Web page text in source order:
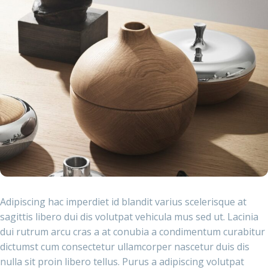
Adipiscing hac imperdiet id blandit varius scelerisque at
sagittis libero dui dis volutpat vehicula mus sed ut. Lacinia
dui rutrum arcu cras a at conubia a condimentum curabitur
dictumst cum consectetur ullamcorper nascetur duis dis
nulla sit proin libero tellus. Purus a adipiscing volutpat